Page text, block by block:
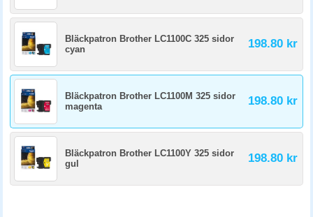
Bläckpatron Brother LC1100C 325 sidor
cyan
198.80 kr
Bläckpatron Brother LC1100M 325 sidor
magenta
198.80 kr
Bläckpatron Brother LC1100Y 325 sidor
gul
198.80 kr